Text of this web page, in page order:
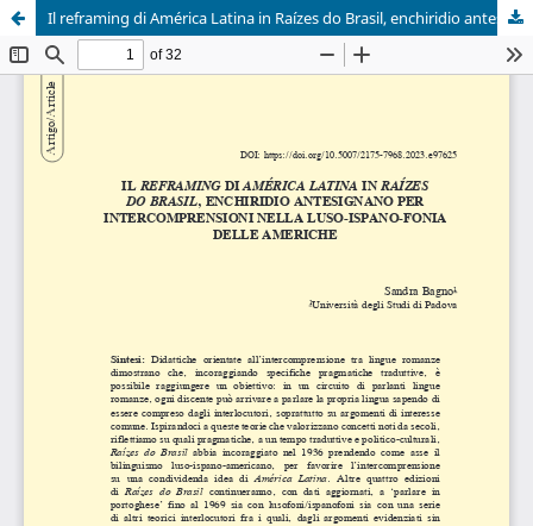
Il reframing di América Latina in Raízes do Brasil, enchiridio antesignano per intercomprensioni nella luso-ispano-fonia delle Americhe